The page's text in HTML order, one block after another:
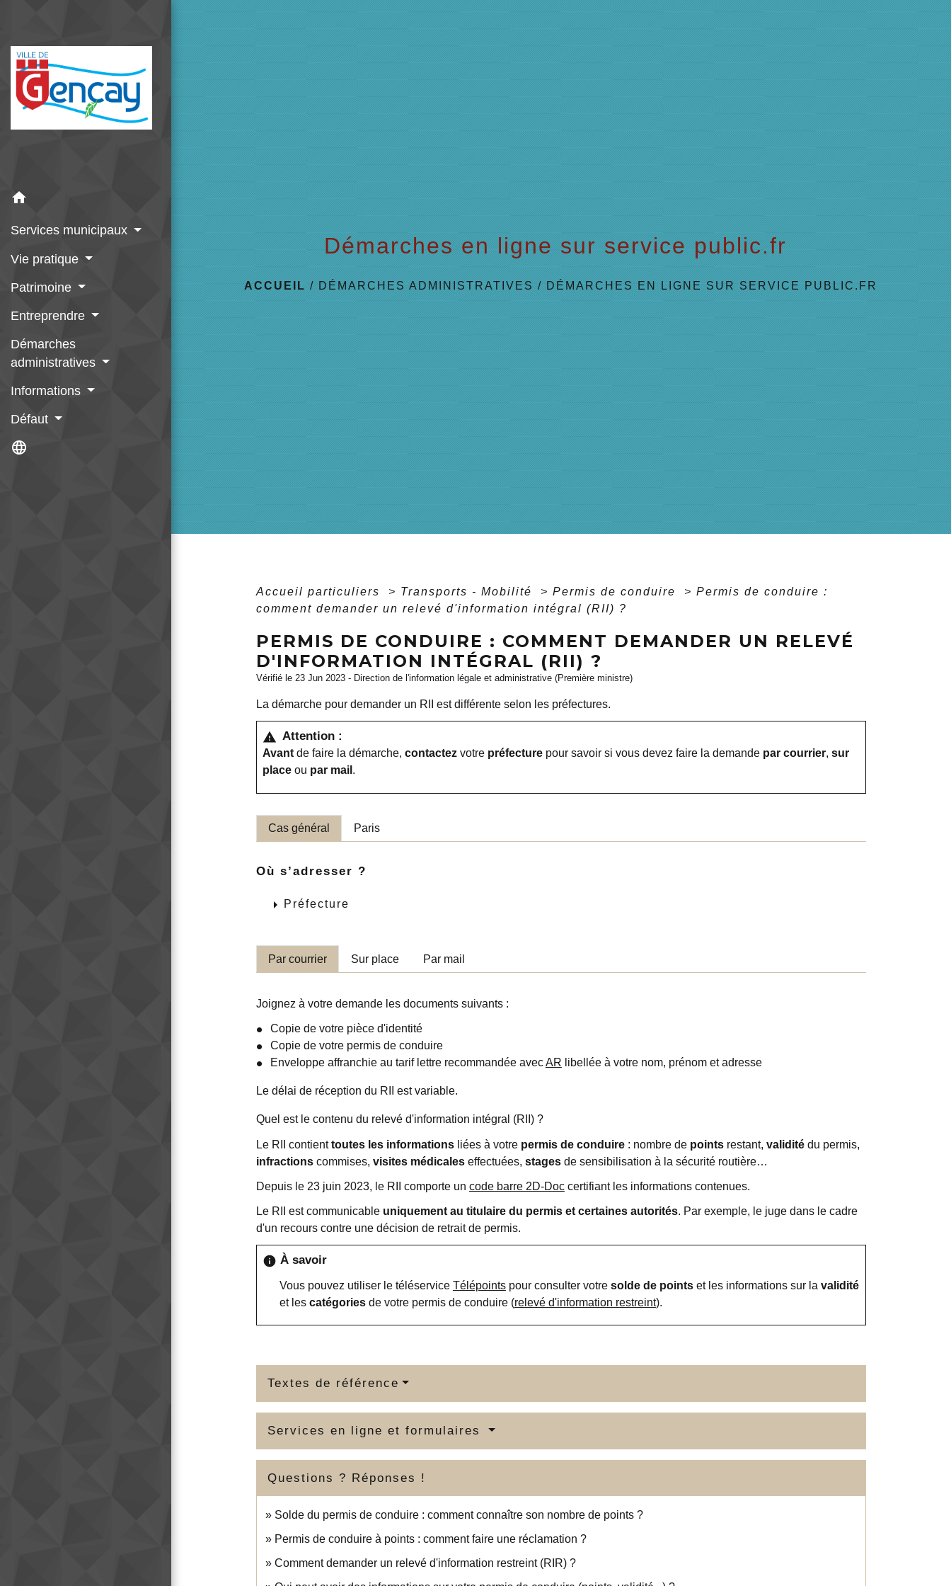
home
Services municipaux
Vie pratique
Patrimoine
Entreprendre
Démarches
administratives
Informations
Défaut
language
Démarches en ligne sur service public.fr
ACCUEIL / DÉMARCHES ADMINISTRATIVES / DÉMARCHES EN LIGNE SUR SERVICE PUBLIC.FR
Accueil particuliers > Transports - Mobilité > Permis de conduire > Permis de conduire :
comment demander un relevé d'information intégral (RII) ?
PERMIS DE CONDUIRE : COMMENT DEMANDER UN RELEVÉ
D'INFORMATION INTÉGRAL (RII) ?
Vérifié le 23 Jun 2023 - Direction de l'information légale et administrative (Première ministre)
La démarche pour demander un RII est différente selon les préfectures.
warning Attention :
Avantde faire la démarche, contactezvotre préfecturepour savoir si vous devez faire la demande par courrier, sur
placeou par mail .
Cas général Paris
Où s’adresser ?
arrow_right Préfecture
Par courrier Sur place Par mail
Joignez à votre demande les documents suivants :
Copie de votre pièce d'identité
Copie de votre permis de conduire
Enveloppe affranchie au tarif lettre recommandée avecAR libellée à votre nom, prénom et adresse
Le délai de réception du RII est variable.
Quel est le contenu du relevé d'information intégral (RII) ?
Le RII contienttoutes les informationsliées à votre permis de conduire: nombre de pointsrestant, validitédu permis,
infractionscommises, visites médicaleseffectuées, stagesde sensibilisation à la sécurité routière…
Depuis le 23 juin 2023, le RII comporte un code barre 2D-Doccertifiant les informations contenues.
Le RII est communicable uniquement au titulaire du permis et certaines autorités. Par exemple, le juge dans le cadre
d'un recours contre une décision de retrait de permis.
info À savoir
Vous pouvez utiliser le téléservice Télépointspour consulter votre solde de pointset les informations sur la validité
et les catégoriesde votre permis de conduire (relevé d'information restreint).
Textes de référence
Services en ligne et formulaires
Questions ? Réponses !
Solde du permis de conduire : comment connaître son nombre de points ?
Permis de conduire à points : comment faire une réclamation ?
Comment demander un relevé d'information restreint (RIR) ?